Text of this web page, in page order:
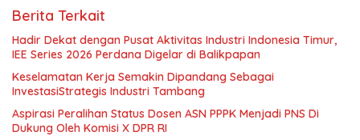
Berita Terkait
Hadir Dekat dengan Pusat Aktivitas Industri Indonesia Timur,
IEE Series 2026 Perdana Digelar di Balikpapan
Keselamatan Kerja Semakin Dipandang Sebagai
InvestasiStrategis Industri Tambang
Aspirasi Peralihan Status Dosen ASN PPPK Menjadi PNS Di
Dukung Oleh Komisi X DPR RI